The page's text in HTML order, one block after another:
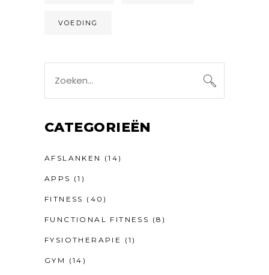
VOEDING
for:
CATEGORIEËN
AFSLANKEN (14)
APPS (1)
FITNESS (40)
FUNCTIONAL FITNESS (8)
FYSIOTHERAPIE (1)
GYM (14)